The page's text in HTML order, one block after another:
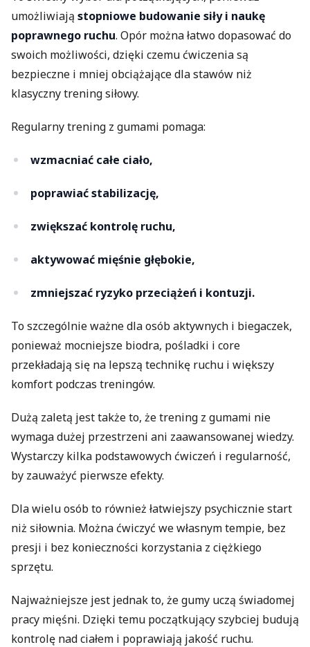
umożliwiają stopniowe budowanie siły i naukę
poprawnego ruchu. Opór można łatwo dopasować do
swoich możliwości, dzięki czemu ćwiczenia są
bezpieczne i mniej obciążające dla stawów niż
klasyczny trening siłowy.
Regularny trening z gumami pomaga:
wzmacniać całe ciało,
poprawiać stabilizację,
zwiększać kontrolę ruchu,
aktywować mięśnie głębokie,
zmniejszać ryzyko przeciążeń i kontuzji.
To szczególnie ważne dla osób aktywnych i biegaczek,
ponieważ mocniejsze biodra, pośladki i core
przekładają się na lepszą technikę ruchu i większy
komfort podczas treningów.
Dużą zaletą jest także to, że trening z gumami nie
wymaga dużej przestrzeni ani zaawansowanej wiedzy.
Wystarczy kilka podstawowych ćwiczeń i regularność,
by zauważyć pierwsze efekty.
Dla wielu osób to również łatwiejszy psychicznie start
niż siłownia. Można ćwiczyć we własnym tempie, bez
presji i bez konieczności korzystania z ciężkiego
sprzętu.
Najważniejsze jest jednak to, że gumy uczą świadomej
pracy mięśni. Dzięki temu początkujący szybciej budują
kontrolę nad ciałem i poprawiają jakość ruchu.